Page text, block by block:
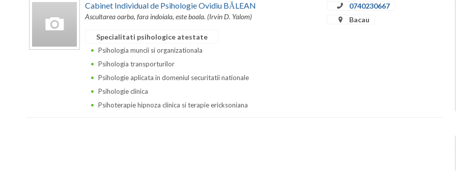
Cabinet Individual de Psihologie Ovidiu BĂLEAN
Ascultarea oarba, fara indoiala, este boala. (Irvin D. Yalom)
0740230667
Bacau
Specialitati psihologice atestate
Psihologia muncii si organizationala
Psihologia transporturilor
Psihologie aplicata in domeniul securitatii nationale
Psihologie clinica
Psihoterapie hipnoza clinica si terapie ericksoniana